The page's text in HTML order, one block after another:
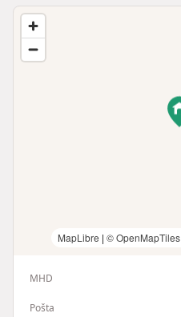
MapLibre | © OpenMapTiles
MHD
Pošta